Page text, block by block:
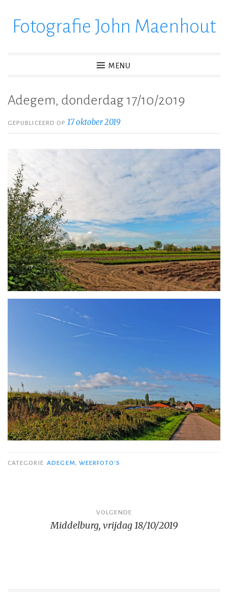
verderFotografie John Maenhout
MENU
Adegem, donderdag 17/10/2019
GEPUBLICEERD OP17 oktober 2019
CATEGORIE ADEGEM, WEERFOTO'S
navigatie
VOLGENDE
Middelburg, vrijdag 18/10/2019